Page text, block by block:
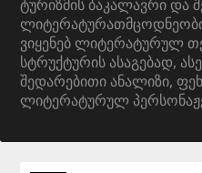
ტურიზმის ბაკალავრი და
ვიყენებ ლიტერატურულ
სტრუქტურის ასაგებად,
შედარებითი ანალიზი,
ლიტერატურულ